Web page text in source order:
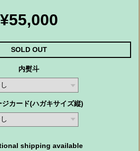
¥55,000
SOLD OUT
内熨斗
ジカード(ハガキサイズ縦)
shipping available